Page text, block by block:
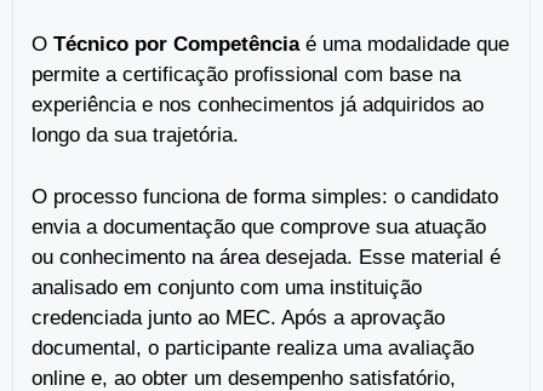
O Técnico por Competênciaé uma modalidade que
permite a certificação profissional com base na
experiência e nos conhecimentos já adquiridos ao
longo da sua trajetória.
O processo funciona de forma simples: o candidato
envia a documentação que comprove sua atuação
ou conhecimento na área desejada. Esse material é
analisado em conjunto com uma instituição
credenciada junto ao MEC. Após a aprovação
documental, o participante realiza uma avaliação
online e, ao obter um desempenho satisfatório,